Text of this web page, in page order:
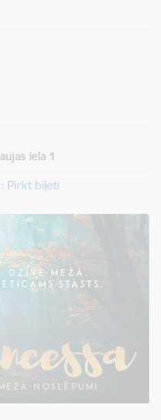
iela 1
Pirkt biļeti